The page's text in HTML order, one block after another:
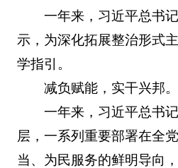
一年来，习近平总书
示，为深化拓展整治形式
学指引。
减负赋能，实干兴邦。
一年来，习近平总书
层，一系列重要部署在全
当、为民服务的鲜明导向